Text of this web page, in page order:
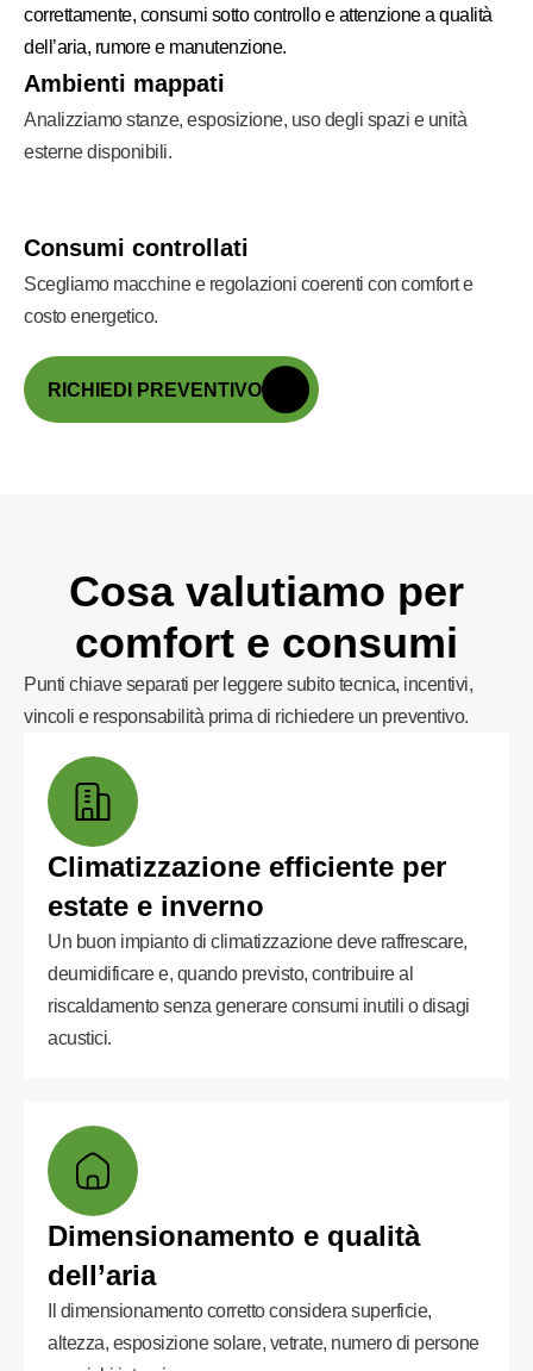
correttamente, consumi sotto controllo e attenzione a qualità
dell’aria, rumore e manutenzione.
Ambienti mappati
Analizziamo stanze, esposizione, uso degli spazi e unità
esterne disponibili.
Consumi controllati
Scegliamo macchine e regolazioni coerenti con comfort e
costo energetico.
RICHIEDI PREVENTIVO
Cosa valutiamo per
comfort e consumi
Punti chiave separati per leggere subito tecnica, incentivi,
vincoli e responsabilità prima di richiedere un preventivo.
Climatizzazione efficiente per
estate e inverno
Un buon impianto di climatizzazione deve raffrescare,
deumidificare e, quando previsto, contribuire al
riscaldamento senza generare consumi inutili o disagi
acustici.
Dimensionamento e qualità
dell’aria
Il dimensionamento corretto considera superficie,
altezza, esposizione solare, vetrate, numero di persone